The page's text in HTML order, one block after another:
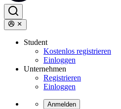
Student
Kostenlos registrieren
Einloggen
Unternehmen
Registrieren
Einloggen
Anmelden